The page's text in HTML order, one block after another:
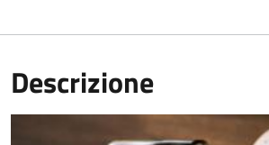
Descrizione